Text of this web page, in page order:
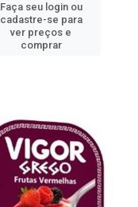
Faça seu login ou
cadastre-se para
ver preços e
comprar